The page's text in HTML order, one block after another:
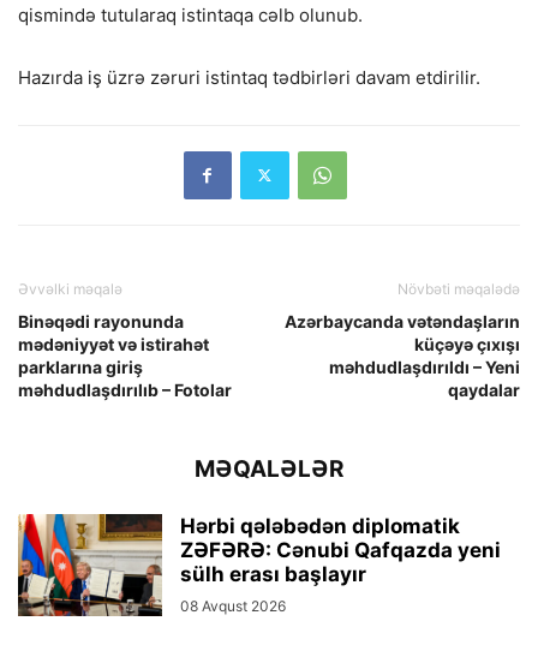
qismində tutularaq istintaqa cəlb olunub.
Hazırda iş üzrə zəruri istintaq tədbirləri davam etdirilir.
Əvvəlki məqalə
Binəqədi rayonunda
mədəniyyət və istirahət
parklarına giriş
məhdudlaşdırılıb – Fotolar
Növbəti məqalədə
Azərbaycanda vətəndaşların
küçəyə çıxışı
məhdudlaşdırıldı – Yeni
qaydalar
MƏQALƏLƏR
Hərbi qələbədən diplomatik
ZƏFƏRƏ: Cənubi Qafqazda yeni
sülh erası başlayır
08 Avqust 2026